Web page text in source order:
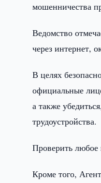
мошенничества
Ведомство
через интернет,
В целях
официальные
а также
трудоустройства.
Проверить
Кроме того,